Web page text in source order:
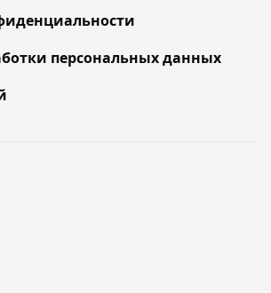
персональных данных